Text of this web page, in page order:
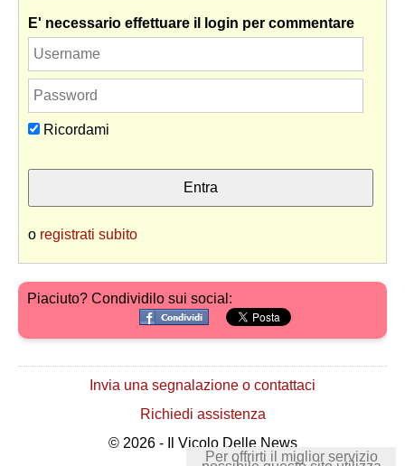
E' necessario effettuare il login per commentare
Ricordami
o registrati subito
Piaciuto? Condividilo sui social:
Invia una segnalazione o contattaci
Richiedi assistenza
© 2026 - Il Vicolo Delle News
Per offrirti il miglior servizio